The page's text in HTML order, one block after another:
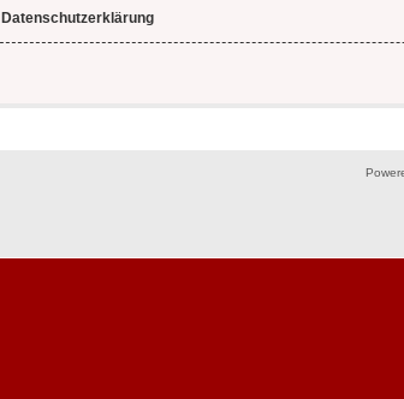
Datenschutzerklärung